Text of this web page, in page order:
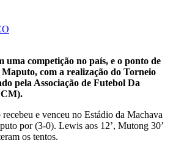
uma competição no país, e o ponto de
com a realização do Torneio
pela Associação de Futebol Da
e venceu no Estádio da Machava
por (3-0). Lewis aos 12’, Mutong 30’
os tentos.